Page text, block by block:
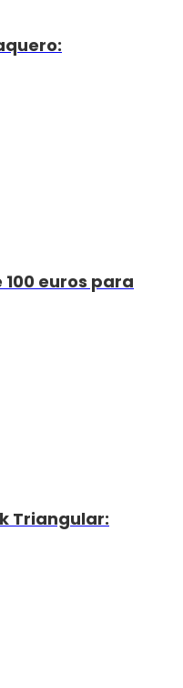
euros para
Triangular: